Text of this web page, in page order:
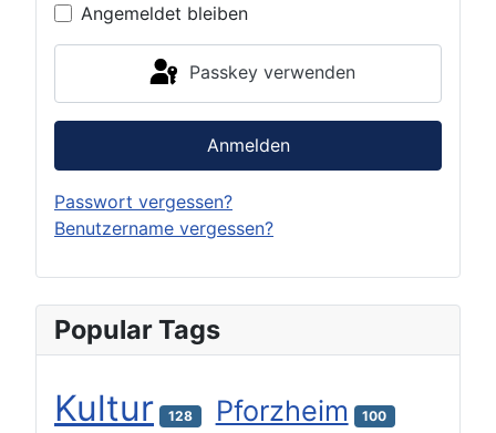
Angemeldet bleiben
Passkey verwenden
Anmelden
Passwort vergessen?
Benutzername vergessen?
Popular Tags
Kultur 128 Pforzheim 100